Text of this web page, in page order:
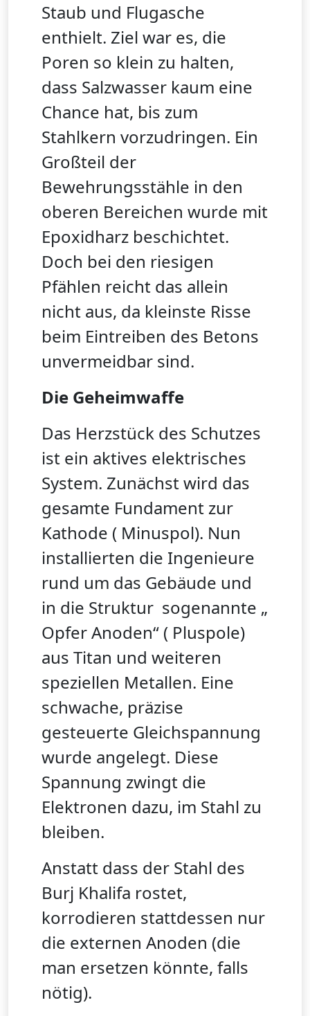
Staub und Flugasche
enthielt. Ziel war es, die
Poren so klein zu halten,
dass Salzwasser kaum eine
Chance hat, bis zum
Stahlkern vorzudringen. Ein
Großteil der
Bewehrungsstähle in den
oberen Bereichen wurde mit
Epoxidharz beschichtet.
Doch bei den riesigen
Pfählen reicht das allein
nicht aus, da kleinste Risse
beim Eintreiben des Betons
unvermeidbar sind.
Die Geheimwaffe
Das Herzstück des Schutzes
ist ein aktives elektrisches
System. Zunächst wird das
gesamte Fundament zur
Kathode ( Minuspol). Nun
installierten die Ingenieure
rund um das Gebäude und
in die Struktur sogenannte „
Opfer Anoden“ ( Pluspole)
aus Titan und weiteren
speziellen Metallen. Eine
schwache, präzise
gesteuerte Gleichspannung
wurde angelegt. Diese
Spannung zwingt die
Elektronen dazu, im Stahl zu
bleiben.
Anstatt dass der Stahl des
Burj Khalifa rostet,
korrodieren stattdessen nur
die externen Anoden (die
man ersetzen könnte, falls
nötig).